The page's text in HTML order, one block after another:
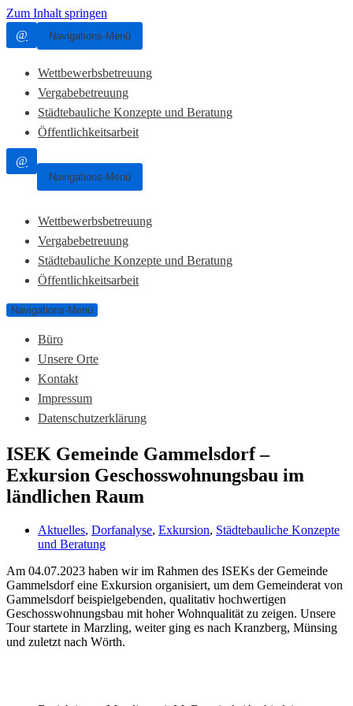
Zum Inhalt springen
@
Navigations-Menü
Wettbewerbsbetreuung
Vergabebetreuung
Städtebauliche Konzepte und Beratung
Öffentlichkeitsarbeit
@
Navigations-Menü
Wettbewerbsbetreuung
Vergabebetreuung
Städtebauliche Konzepte und Beratung
Öffentlichkeitsarbeit
Navigations-Menü
Büro
Unsere Orte
Kontakt
Impressum
Datenschutzerklärung
ISEK Gemeinde Gammelsdorf –
Exkursion Geschosswohnungsbau im
ländlichen Raum
Aktuelles, Dorfanalyse, Exkursion, Städtebauliche Konzepte
und Beratung
Am 04.07.2023 haben wir im Rahmen des ISEKs der Gemeinde
Gammelsdorf eine Exkursion organisiert, um dem Gemeinderat von
Gammelsdorf beispielgebenden, qualitativ hochwertigen
Geschosswohnungsbau mit hoher Wohnqualität zu zeigen. Unsere
Tour startete in Marzling, weiter ging es nach Kranzberg, Münsing
und zuletzt nach Wörth.